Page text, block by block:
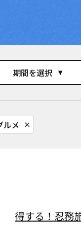
期間を選択 play_arrow
ルメ close
得する！忍務